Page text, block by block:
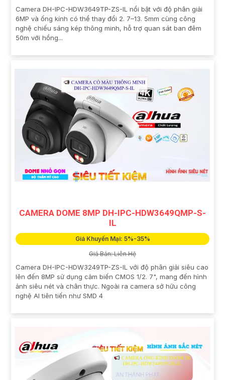
Camera DH-IPC-HDW3649TP-ZS-IL nổi bật với độ phân giải
6MP và ống kính có thể thay đổi 2. 7–13. 5mm cùng công
nghệ chiếu sáng kép thông minh, hỗ trợ quan sát ban đêm
50m với hồng...
CAMERA DOME 8MP DH-IPC-HDW3649QMP-S-
IL
Giá Khuyến Mại: 5%-35%
Giá Bán: Liên Hệ
Camera DH-IPC-HDW3249TP-ZS-IL với độ phân giải siêu cao
lên đến 8MP sử dụng cảm biến CMOS 1/2. 7", mang đến hình
ảnh siêu nét và chân thực. Ngoài ra camera sở hữu công
nghệ AI tiên tiến như SMD 4